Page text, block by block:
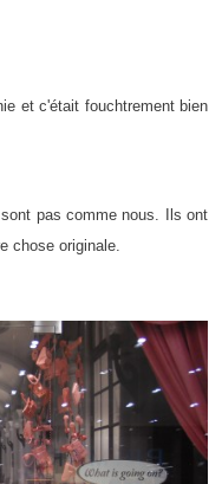
et c'était fouchtrement bien
pas comme nous. Ils ont
chose originale.